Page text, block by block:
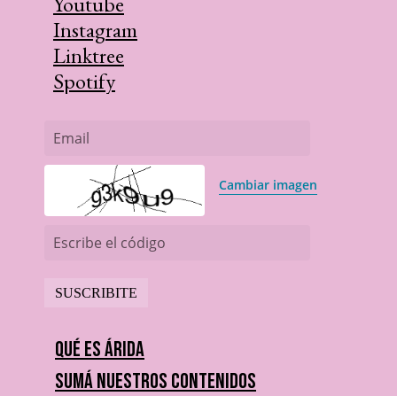
Instagram
Linktree
Spotify
Email
Cambiar imagen
Escribe el código
Qué es Árida
Sumá nuestros contenidos